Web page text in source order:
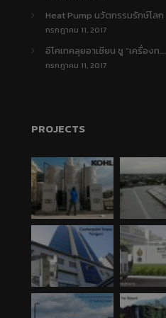
Heat Pump นวัตกรรมรักษ์โลก
กรกฎาคม 11, 2017
อีโคเทคลุยอาเซียน ชู “เครื่องท...
กรกฎาคม 11, 2017
PROJECTS